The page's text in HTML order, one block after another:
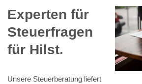
Experten für
Steuerfragen
für Hilst.
Unsere Steuerberatung liefert